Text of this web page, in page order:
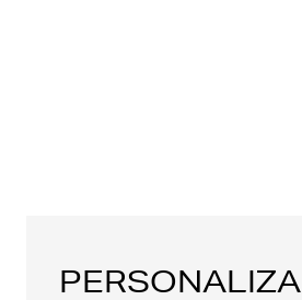
PERSONALIZA